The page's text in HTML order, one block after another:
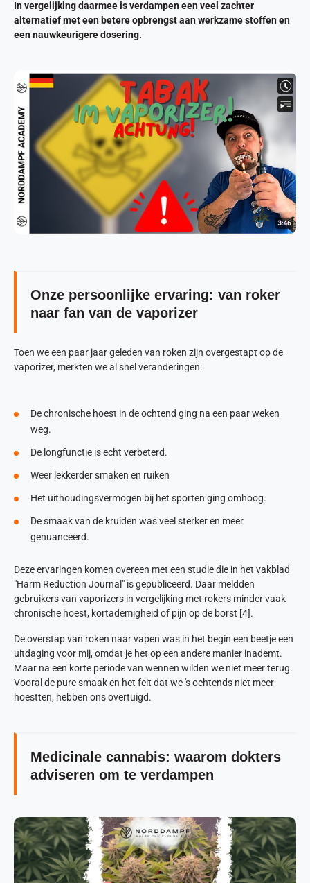
In vergelijking daarmee is verdampen een veel zachter
alternatief met een betere opbrengst aan werkzame stoffen en
een nauwkeurigere dosering.
Onze persoonlijke ervaring: van roker
naar fan van de vaporizer
Toen we een paar jaar geleden van roken zijn overgestapt op de
vaporizer, merkten we al snel veranderingen:
De chronische hoest in de ochtend ging na een paar weken
weg.
De longfunctie is echt verbeterd.
Weer lekkerder smaken en ruiken
Het uithoudingsvermogen bij het sporten ging omhoog.
De smaak van de kruiden was veel sterker en meer
genuanceerd.
Deze ervaringen komen overeen met een studie die in het vakblad
"Harm Reduction Journal" is gepubliceerd. Daar meldden
gebruikers van vaporizers in vergelijking met rokers minder vaak
chronische hoest, kortademigheid of pijn op de borst [4].
De overstap van roken naar vapen was in het begin een beetje een
uitdaging voor mij, omdat je het op een andere manier inademt.
Maar na een korte periode van wennen wilden we niet meer terug.
Vooral de pure smaak en het feit dat we 's ochtends niet meer
hoestten, hebben ons overtuigd.
Medicinale cannabis: waarom dokters
adviseren om te verdampen